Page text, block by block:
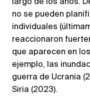
largo de los años.
no se pueden
individuales
reaccionaron
que aparecen en
ejemplo, las
guerra de Ucrania
Siria (2023).